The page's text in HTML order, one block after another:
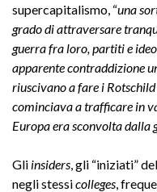
supercapitalismo, “una
grado di attraversare
guerra fra loro, partiti e
apparente contraddizione
riuscivano a fare i
cominciava a trafficare in
Europa era sconvolta dalla
Gli insiders , gli “iniziati”
negli stessicolleges ,